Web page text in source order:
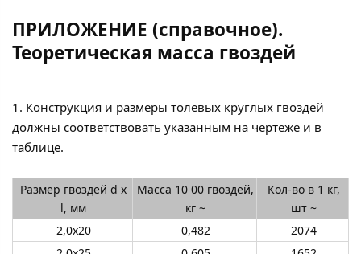
ПРИЛОЖЕНИЕ (справочное).
Теоретическая масса гвоздей
1. Конструкция и размеры толевых круглых гвоздей
должны соответствовать указанным на чертеже и в
таблице.
Размер гвоздей d х
l, мм
Масса 10 00 гвоздей,
кг ~
Кол-во в 1 кг,
шт ~
2,0х20
0,482
2074